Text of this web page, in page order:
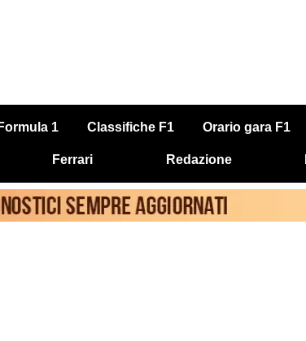
1 Classifiche F1 Orario gara F1
Ferrari Redazione